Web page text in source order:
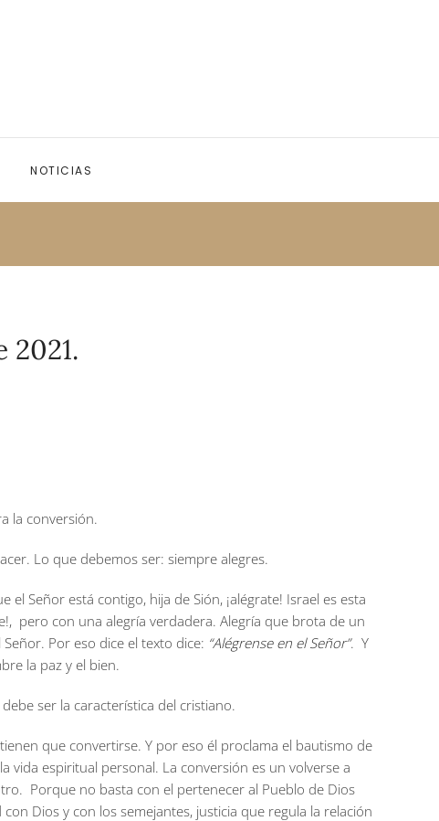
NOTICIAS
2021.
la conversión.
Lo que debemos ser: siempre alegres.
Señor está contigo, hija de Sión, ¡alégrate! Israel es esta
pero con una alegría verdadera. Alegría que brota de un
Por eso dice el texto dice: “Alégrense en el Señor”. Y
la paz y el bien.
ser la característica del cristiano.
que convertirse. Y por eso él proclama el bautismo de
vida espiritual personal. La conversión es un volverse a
Porque no basta con el pertenecer al Pueblo de Dios
Dios y con los semejantes, justicia que regula la relación